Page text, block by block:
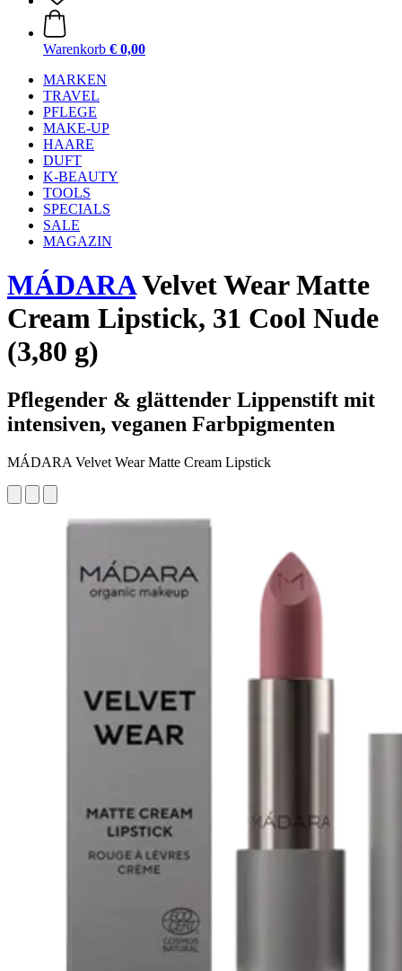
Warenkorb € 0,00
MARKEN
TRAVEL
PFLEGE
MAKE-UP
HAARE
DUFT
K-BEAUTY
TOOLS
SPECIALS
SALE
MAGAZIN
MÁDARAVelvet Wear Matte
Cream Lipstick, 31 Cool Nude
(3,80 g)
Pflegender & glättender Lippenstift mit
intensiven, veganen Farbpigmenten
MÁDARA Velvet Wear Matte Cream Lipstick